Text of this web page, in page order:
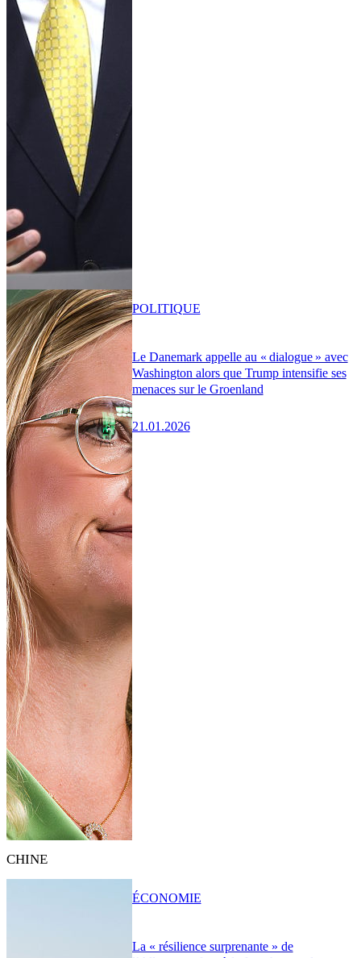
Le Danemark appelle au « dialogue » avec
Washington alors que Trump intensifie ses
menaces sur le Groenland
21.01.2026
POLITIQUE
CHINE
La « résilience surprenante » de
ÉCONOMIE